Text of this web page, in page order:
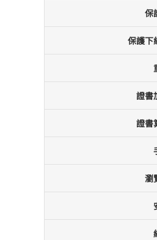
保
保護下
證書
證書
瀏